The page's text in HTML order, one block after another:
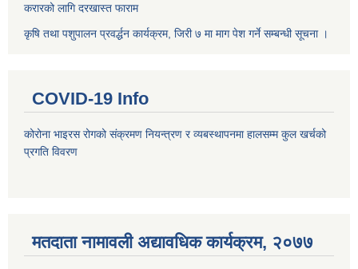
करारको लागि दरखास्त फाराम
कृषि तथा पशुपालन प्रवर्द्धन कार्यक्रम, जिरी ७ मा माग पेश गर्ने सम्बन्धी सूचना ।
COVID-19 Info
कोरोना भाइरस रोगको संक्रमण नियन्त्रण र व्यबस्थापनमा हालसम्म कुल खर्चको
प्रगति विवरण
मतदाता नामावली अद्यावधिक कार्यक्रम, २०७७